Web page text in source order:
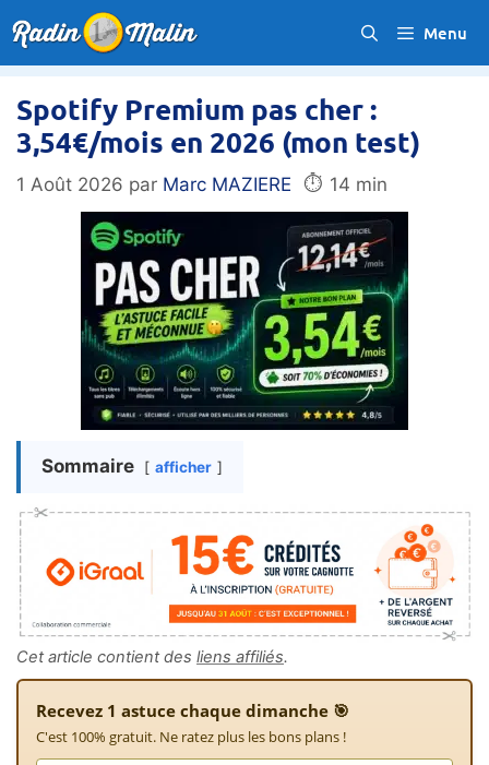
au
contenu
Menu
Spotify Premium pas cher :
3,54€/mois en 2026 (mon test)
1 Août 2026 par Marc MAZIERE ⏱️ 14 min
Sommaire afficher
Cet article contient des liens affiliés.
Recevez 1 astuce chaque dimanche 🎯
C'est 100% gratuit. Ne ratez plus les bons plans !